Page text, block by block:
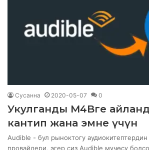
Сусанна 2020-05-07 0
Укулганды M4Bге
кантип жана эмне үчүн
Audible - бул рыноктогу аудиокитептердин
провайдери, эгер сиз Audible мүчөсү